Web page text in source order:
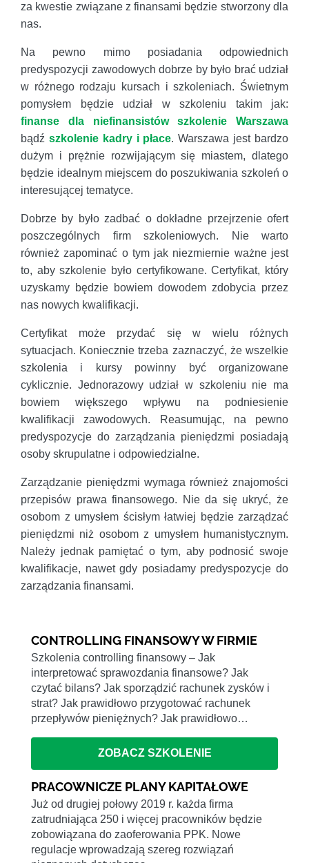
za kwestie związane z finansami będzie stworzony dla
nas.
Na pewno mimo posiadania odpowiednich
predyspozycji zawodowych dobrze by było brać udział
w różnego rodzaju kursach i szkoleniach. Świetnym
pomysłem będzie udział w szkoleniu takim jak:
finanse dla niefinansistów szkolenie Warszawa
bądź szkolenie kadry i płace. Warszawa jest bardzo
dużym i prężnie rozwijającym się miastem, dlatego
będzie idealnym miejscem do poszukiwania szkoleń o
interesującej tematyce.
Dobrze by było zadbać o dokładne przejrzenie ofert
poszczególnych firm szkoleniowych. Nie warto
również zapominać o tym jak niezmiernie ważne jest
to, aby szkolenie było certyfikowane. Certyfikat, który
uzyskamy będzie bowiem dowodem zdobycia przez
nas nowych kwalifikacji.
Certyfikat może przydać się w wielu różnych
sytuacjach. Koniecznie trzeba zaznaczyć, że wszelkie
szkolenia i kursy powinny być organizowane
cyklicznie. Jednorazowy udział w szkoleniu nie ma
bowiem większego wpływu na podniesienie
kwalifikacji zawodowych. Reasumując, na pewno
predyspozycje do zarządzania pieniędzmi posiadają
osoby skrupulatne i odpowiedzialne.
Zarządzanie pieniędzmi wymaga również znajomości
przepisów prawa finansowego. Nie da się ukryć, że
osobom z umysłem ścisłym łatwiej będzie zarządzać
pieniędzmi niż osobom z umysłem humanistycznym.
Należy jednak pamiętać o tym, aby podnosić swoje
kwalifikacje, nawet gdy posiadamy predyspozycje do
zarządzania finansami.
CONTROLLING FINANSOWY W FIRMIE
Szkolenia controlling finansowy – Jak
interpretować sprawozdania finansowe? Jak
czytać bilans? Jak sporządzić rachunek zysków i
strat? Jak prawidłowo przygotować rachunek
przepływów pieniężnych? Jak prawidłowo…
ZOBACZ SZKOLENIE
PRACOWNICZE PLANY KAPITAŁOWE
Już od drugiej połowy 2019 r. każda firma
zatrudniająca 250 i więcej pracowników będzie
zobowiązana do zaoferowania PPK. Nowe
regulacje wprowadzają szereg rozwiązań